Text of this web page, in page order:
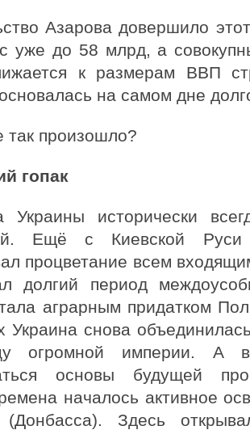
Азарова довершило
уже до 58 млрд, а
к размерам ВВП
на самом дне
так произошло?
гопак
Украины исторически
Ещё с Киевской
процветание всем
долгий период
аграрным придатком
Украина снова
огромной империи. А
основы будущей
началось активное
(Донбасса). Здесь